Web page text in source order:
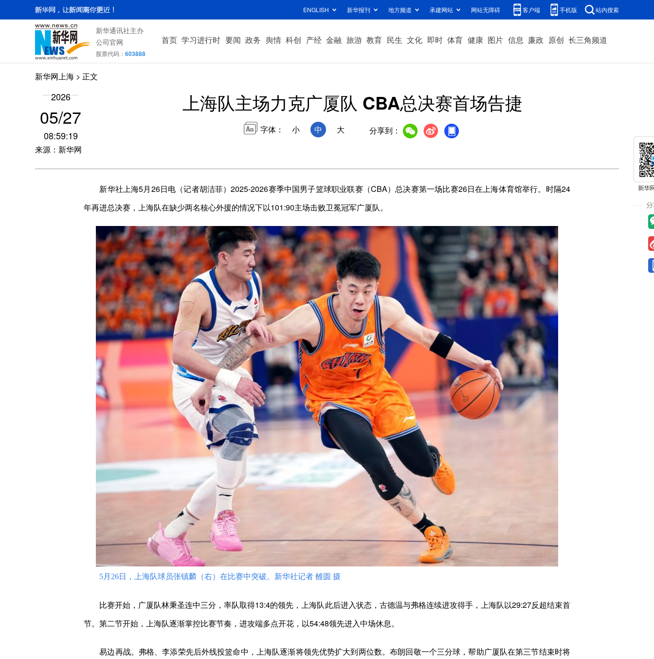
ENGLISH 新华报刊 地方频道 承建网站 网站无障碍 客户端 手机版 站内搜索
新华通讯社主办
公司官网
股票代码： 603888
首页 学习进行时 要闻 政务 舆情 科创 产经 金融 旅游 教育 民生 文化 即时 体育 健康 图片 信息 廉政 原创 长三角频道
新华网上海 > 正文
2026
05/27
08:59:19
来源：新华网
上海队主场力克广厦队 CBA总决赛首场告捷
字体： 小 中 大 分享到：
新华社上海5月26日电（记者胡洁菲）2025-2026赛季中国男子篮球职业联赛（CBA）总决赛第一场比赛26日在上海体育馆举行。时隔24
年再进总决赛，上海队在缺少两名核心外援的情况下以101:90主场击败卫冕冠军广厦队。
5月26日，上海队球员张镇麟（右）在比赛中突破。新华社记者 雒圆 摄
比赛开始，广厦队林秉圣连中三分，率队取得13:4的领先，上海队此后进入状态，古德温与弗格连续进攻得手，上海队以29:27反超结束首
节。第二节开始，上海队逐渐掌控比赛节奏，进攻端多点开花，以54:48领先进入中场休息。
易边再战。弗格、李添荣先后外线投篮命中，上海队逐渐将领先优势扩大到两位数。布朗回敬一个三分球，帮助广厦队在第三节结束时将